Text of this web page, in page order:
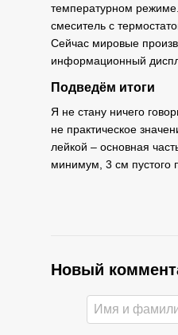
температурном
смеситель с
Сейчас мировые
информационный
Подведём итоги
Я не стану ничего
не практическое
лейкой – основная
минимум, 3 см пустого
Новый